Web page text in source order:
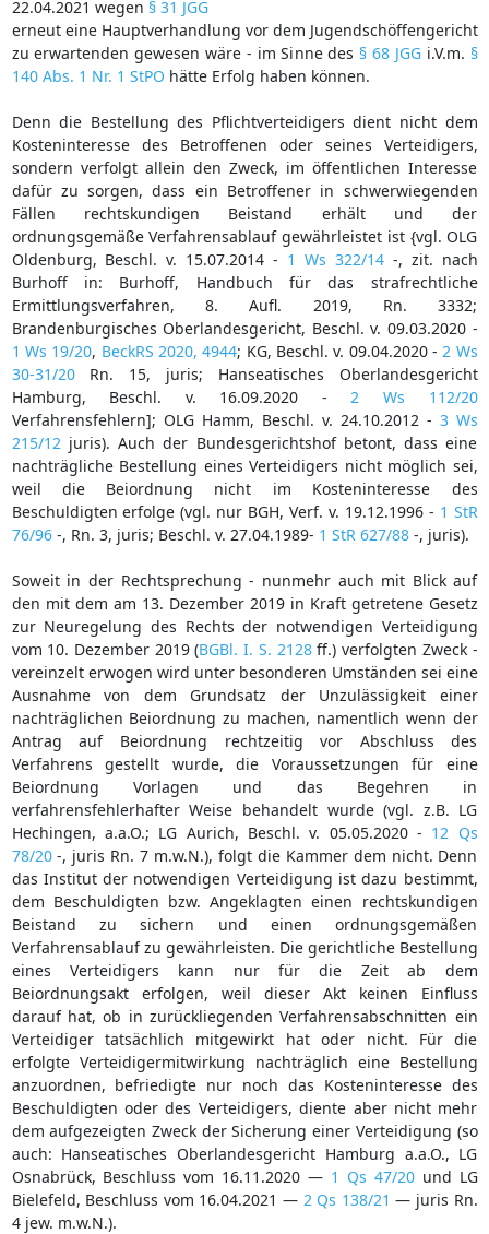
22.04.2021 wegen § 31 JGG
erneut eine Hauptverhandlung vor dem Jugendschöffengericht
zu erwartenden gewesen wäre - im Sinne des § 68 JGGi.V.m. §
140 Abs. 1 Nr. 1 StPO hätte Erfolg haben können.
Denn die Bestellung des Pflichtverteidigers dient nicht dem
Kosteninteresse des Betroffenen oder seines Verteidigers,
sondern verfolgt allein den Zweck, im öffentlichen Interesse
dafür zu sorgen, dass ein Betroffener in schwerwiegenden
Fällen rechtskundigen Beistand erhält und der
ordnungsgemäße Verfahrensablauf gewährleistet ist {vgl. OLG
Oldenburg, Beschl. v. 15.07.2014 - 1 Ws 322/14-, zit. nach
Burhoff in: Burhoff, Handbuch für das strafrechtliche
Ermittlungsverfahren, 8. Aufl. 2019, Rn. 3332;
Brandenburgisches Oberlandesgericht, Beschl. v. 09.03.2020 -
1 Ws 19/20, BeckRS 2020, 4944; KG, Beschl. v. 09.04.2020 - 2 Ws
30-31/20Rn. 15, juris; Hanseatisches Oberlandesgericht
Hamburg, Beschl. v. 16.09.2020 - 2 Ws 112/20
Verfahrensfehlern]; OLG Hamm, Beschl. v. 24.10.2012 - 3 Ws
215/12 juris). Auch der Bundesgerichtshof betont, dass eine
nachträgliche Bestellung eines Verteidigers nicht möglich sei,
weil die Beiordnung nicht im Kosteninteresse des
Beschuldigten erfolge (vgl. nur BGH, Verf. v. 19.12.1996 - 1 StR
76/96-, Rn. 3, juris; Beschl. v. 27.04.1989- 1 StR 627/88-, juris).
Soweit in der Rechtsprechung - nunmehr auch mit Blick auf
den mit dem am 13. Dezember 2019 in Kraft getretene Gesetz
zur Neuregelung des Rechts der notwendigen Verteidigung
vom 10. Dezember 2019 (BGBl. I. S. 2128ff.) verfolgten Zweck -
vereinzelt erwogen wird unter besonderen Umständen sei eine
Ausnahme von dem Grundsatz der Unzulässigkeit einer
nachträglichen Beiordnung zu machen, namentlich wenn der
Antrag auf Beiordnung rechtzeitig vor Abschluss des
Verfahrens gestellt wurde, die Voraussetzungen für eine
Beiordnung Vorlagen und das Begehren in
verfahrensfehlerhafter Weise behandelt wurde (vgl. z.B. LG
Hechingen, a.a.O.; LG Aurich, Beschl. v. 05.05.2020 - 12 Qs
78/20-, juris Rn. 7 m.w.N.), folgt die Kammer dem nicht. Denn
das Institut der notwendigen Verteidigung ist dazu bestimmt,
dem Beschuldigten bzw. Angeklagten einen rechtskundigen
Beistand zu sichern und einen ordnungsgemäßen
Verfahrensablauf zu gewährleisten. Die gerichtliche Bestellung
eines Verteidigers kann nur für die Zeit ab dem
Beiordnungsakt erfolgen, weil dieser Akt keinen Einfluss
darauf hat, ob in zurückliegenden Verfahrensabschnitten ein
Verteidiger tatsächlich mitgewirkt hat oder nicht. Für die
erfolgte Verteidigermitwirkung nachträglich eine Bestellung
anzuordnen, befriedigte nur noch das Kosteninteresse des
Beschuldigten oder des Verteidigers, diente aber nicht mehr
dem aufgezeigten Zweck der Sicherung einer Verteidigung (so
auch: Hanseatisches Oberlandesgericht Hamburg a.a.O., LG
Osnabrück, Beschluss vom 16.11.2020 — 1 Qs 47/20und LG
Bielefeld, Beschluss vom 16.04.2021 — 2 Qs 138/21 — juris Rn.
4 jew. m.w.N.).